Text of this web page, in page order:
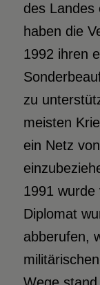
des Landes
haben die
1992 ihren
zu
meisten
ein Netz
1991
Diplomat
abberufen,